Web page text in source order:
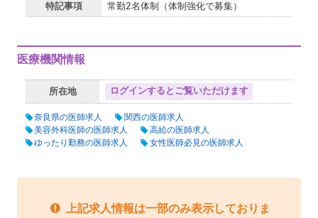
特記事項 常勤2名体制（体制強化で募集）
医療機関情報
所在地 ログインするとご覧いただけます
奈良県の医師求人
関西の医師求人
美容外科医師の医師求人
高給の医師求人
ゆったり勤務の医師求人
女性医師必見の医師求人
上記求人情報は一部のみ表示しておりま